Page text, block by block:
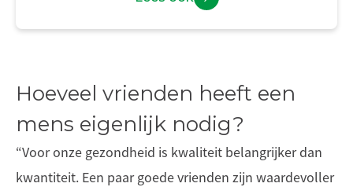
Hoeveel vrienden heeft een
mens eigenlijk nodig?
“Voor onze gezondheid is kwaliteit belangrijker dan
kwantiteit. Een paar goede vrienden zijn waardevoller